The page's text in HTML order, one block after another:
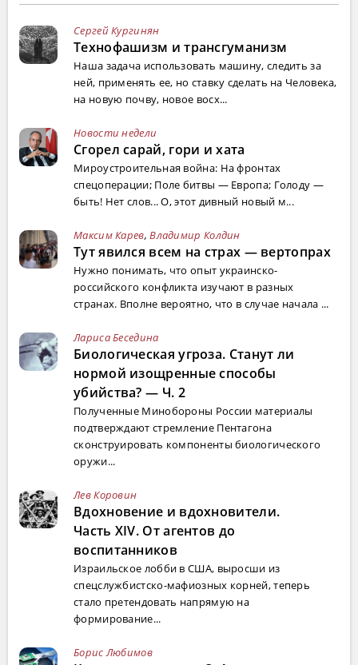
Сергей Кургинян
Технофашизм и трансгуманизм
Наша задача использовать машину, следить за
ней, применять ее, но ставку сделать на Человека,
на новую почву, новое восх...
Новости недели
Сгорел сарай, гори и хата
Мироустроительная война: На фронтах
спецоперации; Поле битвы — Европа; Голоду —
быть! Нет слов... О, этот дивный новый м...
Максим Карев,Владимир Колдин
Тут явился всем на страх — вертопрах
Нужно понимать, что опыт украинско-
российского конфликта изучают в разных
странах. Вполне вероятно, что в случае начала ...
Лариса Беседина
Биологическая угроза. Станут ли
нормой изощренные способы
убийства? — Ч. 2
Полученные Минобороны России материалы
подтверждают стремление Пентагона
сконструировать компоненты биологического
оружи...
Лев Коровин
Вдохновение и вдохновители.
Часть XIV. От агентов до
воспитанников
Израильское лобби в США, выросши из
спецслужбистско-мафиозных корней, теперь
стало претендовать напрямую на
формирование...
Борис Любимов